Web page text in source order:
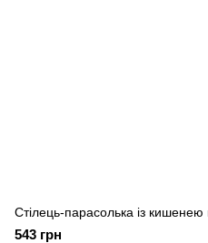
Стілець-парасолька із
543 грн